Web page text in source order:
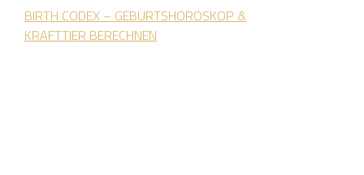
BIRTH CODEX – GEBURTSHOROSKOP &
KRAFTTIER BERECHNEN